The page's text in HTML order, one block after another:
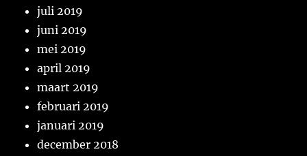
juli 2019
juni 2019
mei 2019
april 2019
maart 2019
februari 2019
januari 2019
december 2018